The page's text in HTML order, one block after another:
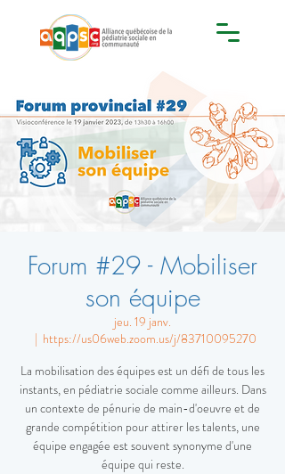
Forum #29 - Mobiliser
son équipe
jeu. 19 janv.
  |
https://us06web.zoom.us/j/83710095270
La mobilisation des équipes est un défi de tous les
instants, en pédiatrie sociale comme ailleurs. Dans
un contexte de pénurie de main-d'oeuvre et de
grande compétition pour attirer les talents, une
équipe engagée est souvent synonyme d'une
équipe qui reste.